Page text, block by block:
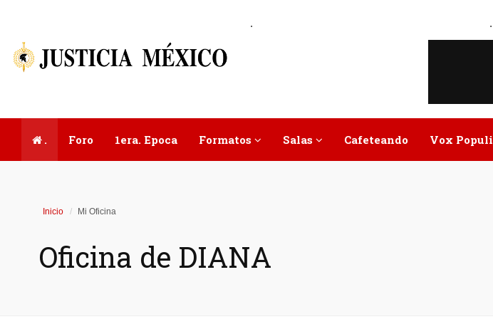
. .
. Foro 1era. Epoca Formatos Salas Cafeteando Vox Populi
Inicio Mi Oficina
Oficina de DIANA